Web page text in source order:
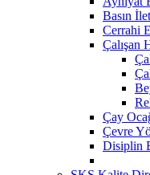
Basın
Cerrahi
Çalışan
Çay
Çevre
Disiplin